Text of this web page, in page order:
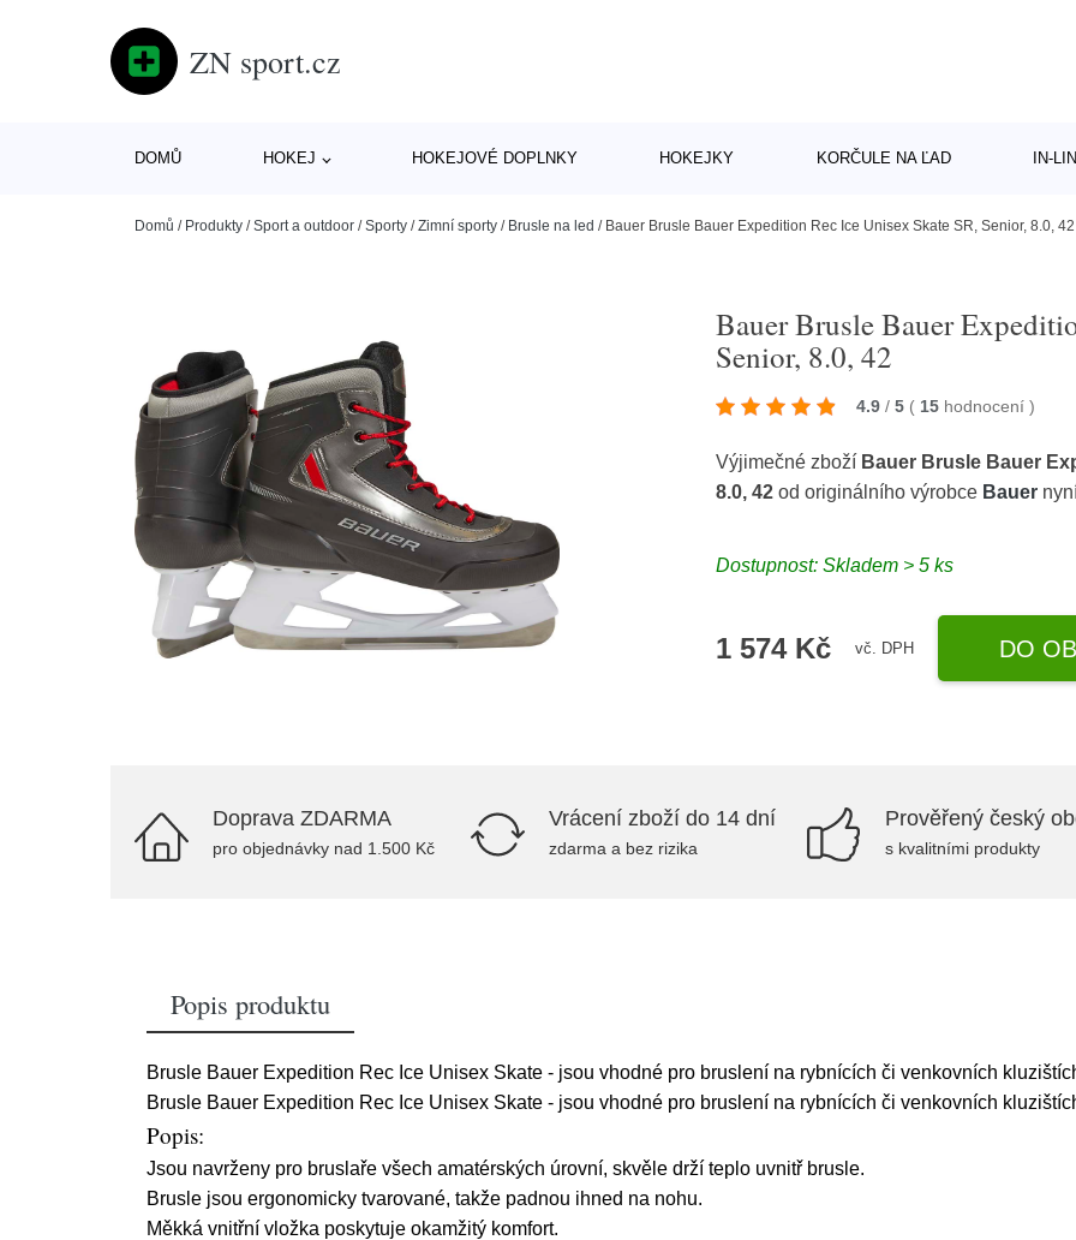
ZN sport.cz
DOMŮ HOKEJ HOKEJOVÉ DOPLNKY HOKEJKY KORČULE NA ĽAD IN-
Domů / Produkty /Sport a outdoor /Sporty /Zimní sporty / Brusle na led / Bauer Brusle Bauer Expedition Rec Ice Unisex Skate SR, Senior, 8.0, 42
Bauer Brusle Bauer
Senior, 8.0, 42
4.9 / 5 ( 15 hodnocení)
Výjimečné zboží Bauer Brusle Bauer
8.0, 42 od originálního výrobce Bauer
Dostupnost: Skladem > 5 ks
1 574 Kč vč. DPH DO
Doprava ZDARMA
pro objednávky nad 1.500 Kč
Vrácení zboží do 14 dní
zdarma a bez rizika
Prověřený český
s kvalitními produkty
Popis produktu
Brusle Bauer Expedition Rec Ice Unisex Skate - jsou vhodné pro bruslení na rybnících či venkovních
Brusle Bauer Expedition Rec Ice Unisex Skate - jsou vhodné pro bruslení na rybnících či venkovních
Popis:
Jsou navrženy pro bruslaře všech amatérských úrovní, skvěle drží teplo uvnitř brusle.
Brusle jsou ergonomicky tvarované, takže padnou ihned na nohu.
Měkká vnitřní vložka poskytuje okamžitý komfort.